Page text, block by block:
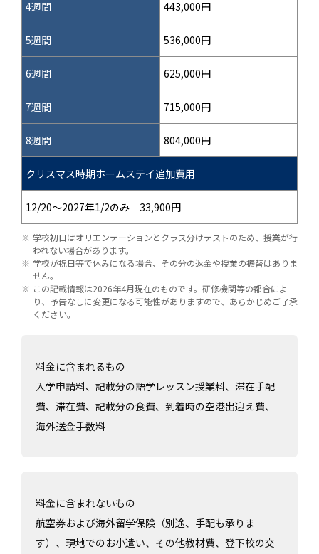
4週間 443,000円
5週間 536,000円
6週間 625,000円
7週間 715,000円
8週間 804,000円
クリスマス時期ホームステイ追加費用
12/20～2027年1/2のみ 33,900円
学校初日はオリエンテーションとクラス分けテストのため、授業が行
われない場合があります。
学校が祝日等で休みになる場合、その分の返金や授業の振替はありま
せん。
この記載情報は2026年4月現在のものです。研修機関等の都合によ
り、予告なしに変更になる可能性がありますので、あらかじめご了承
ください。
料金に含まれるもの
入学申請料、記載分の語学レッスン授業料、滞在手配
費、滞在費、記載分の食費、到着時の空港出迎え費、
海外送金手数料
料金に含まれないもの
航空券および海外留学保険（別途、手配も承りま
す）、現地でのお小遣い、その他教材費、登下校の交